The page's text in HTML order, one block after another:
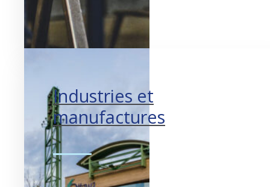
Industries et
manufactures